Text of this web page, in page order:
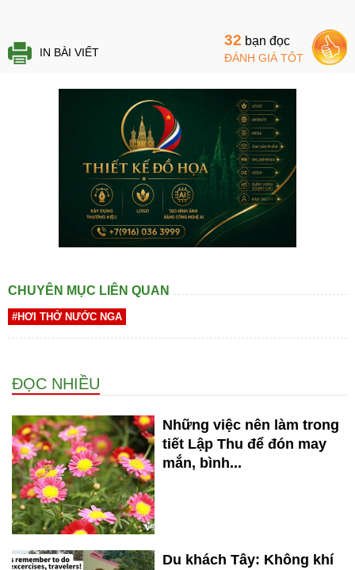
IN BÀI VIẾT
32 bạn đọc
ĐÁNH GIÁ TỐT
CHUYÊN MỤC LIÊN QUAN
#HƠI THỞ NƯỚC NGA
ĐỌC NHIỀU
Những việc nên làm trong
tiết Lập Thu để đón may
mắn, bình...
Du khách Tây: Không khí